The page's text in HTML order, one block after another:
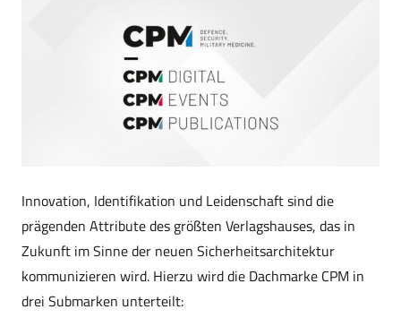
Innovation, Identifikation und Leidenschaft sind die
prägenden Attribute des größten Verlagshauses, das in
Zukunft im Sinne der neuen Sicherheitsarchitektur
kommunizieren wird. Hierzu wird die Dachmarke CPM in
drei Submarken unterteilt: